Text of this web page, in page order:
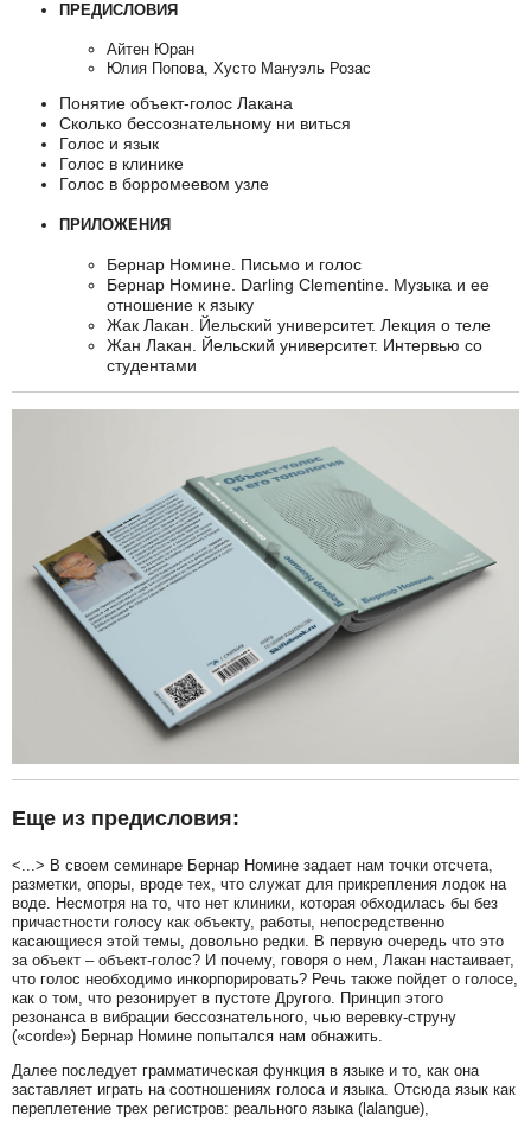
ПРЕДИСЛОВИЯ
Айтен Юран
Юлия Попова, Хусто Мануэль Розас
Понятие объект-голос Лакана
Сколько бессознательному ни виться
Голос и язык
Голос в клинике
Голос в борромеевом узле
ПРИЛОЖЕНИЯ
Бернар Номине. Письмо и голос
Бернар Номине. Darling Clementine. Музыка и ее
отношение к языку
Жак Лакан. Йельский университет. Лекция о теле
Жан Лакан. Йельский университет. Интервью со
студентами
Еще из предисловия:
<...> В своем семинаре Бернар Номине задает нам точки отсчета,
разметки, опоры, вроде тех, что служат для прикрепления лодок на
воде. Несмотря на то, что нет клиники, которая обходилась бы без
причастности голосу как объекту, работы, непосредственно
касающиеся этой темы, довольно редки. В первую очередь что это
за объект – объект-голос? И почему, говоря о нем, Лакан настаивает,
что голос необходимо инкорпорировать? Речь также пойдет о голосе,
как о том, что резонирует в пустоте Другого. Принцип этого
резонанса в вибрации бессознательного, чью веревку-струну
(«corde») Бернар Номине попытался нам обнажить.
Далее последует грамматическая функция в языке и то, как она
заставляет играть на соотношениях голоса и языка. Отсюда язык как
переплетение трех регистров: реального языка (lalangue),